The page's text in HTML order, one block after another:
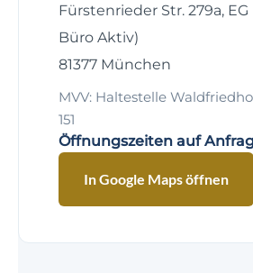
Fürstenrieder Str. 279a,
Büro Aktiv)
81377 München
MVV: Haltestelle
151
Öffnungszeiten auf
In Google Maps öffnen